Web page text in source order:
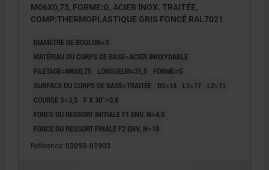
M06X0,75, FORME:G, ACIER INOX. TRAITÉE,
COMP:THERMOPLASTIQUE GRIS FONCÉ RAL7021
DIAMÈTRE DE BOULON=3
MATÉRIAU DU CORPS DE BASE=ACIER INOXYDABLE
FILETAGE=M6X0,75
LONGUEUR=31,5
FORME=G
SURFACE DU CORPS DE BASE=TRAITÉE
D2=14 L1=17
L2=11
COURSE S=3,5
F X 30°=0,8
FORCE DU RESSORT INITIALE F1 ENV. N=4,5
FORCE DU RESSORT FINALE F2 ENV. N=10
Référence: 03093-01903